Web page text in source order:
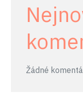
Žádné